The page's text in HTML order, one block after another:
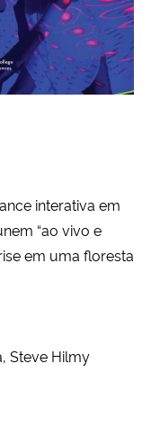
interativa em
“ao vivo e
em uma floresta
Steve Hilmy